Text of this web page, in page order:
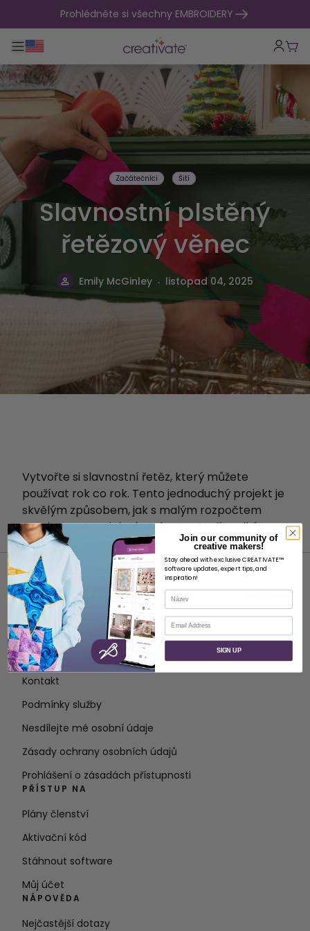
přejít na obsahProhlédněte si všechny EMBROIDERY
Přepnout hlavní navigaci
Začátečníci Šití
Slavnostní plstěný
řetězový věnec
Emily McGinley . listopad 04, 2025
Vytvořte si slavnostní řetěz, který můžete
používat rok co rok. Tento jednoduchý projekt je
skvělým způsobem, jak s malým rozpočtem
prozkoumat ozdobné stehy a vytvořit velký
designový dojem.
O STRÁNKÁCH
O společnosti SVP Worldwide
Kontakt
Podmínky služby
Nesdílejte mé osobní údaje
Zásady ochrany osobních údajů
Prohlášení o zásadách přístupnosti
PŘÍSTUP NA
Plány členství
Aktivační kód
Stáhnout software
Můj účet
NÁPOVĚDA
Nejčastější dotazy
Join our community of
creative makers!
Stay ahead with exclusive CREATIVATE™
software updates, expert tips, and
inspiration!
Název
E-mail
SIGN UP